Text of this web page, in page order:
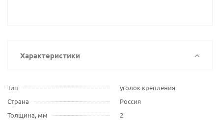
Характеристики
Тип
уголок крепления
Страна
Россия
Толщина, мм
2